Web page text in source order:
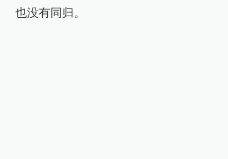
也没有同归。